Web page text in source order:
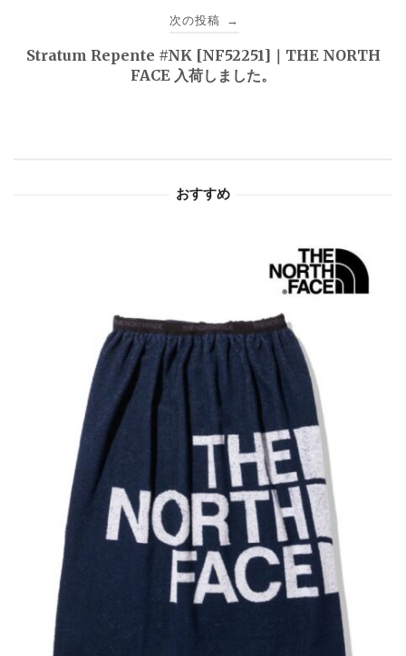
ゲ
次の投稿 →
Stratum Repente #NK [NF52251]｜THE NORTH
FACE 入荷しました。
おすすめ